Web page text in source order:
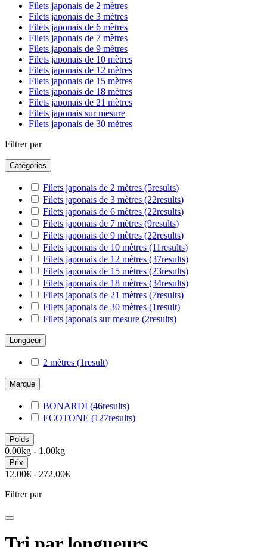
Filets japonais de 2 mètres
Filets japonais de 3 mètres
Filets japonais de 6 mètres
Filets japonais de 7 mètres
Filets japonais de 9 mètres
Filets japonais de 10 mètres
Filets japonais de 12 mètres
Filets japonais de 15 mètres
Filets japonais de 18 mètres
Filets japonais de 21 mètres
Filets japonais sur mesure
Filets japonais de 30 mètres
Filtrer par
Catégories
Filets japonais de 2 mètres (5results)
Filets japonais de 3 mètres (22results)
Filets japonais de 6 mètres (22results)
Filets japonais de 7 mètres (9results)
Filets japonais de 9 mètres (22results)
Filets japonais de 10 mètres (11results)
Filets japonais de 12 mètres (37results)
Filets japonais de 15 mètres (23results)
Filets japonais de 18 mètres (34results)
Filets japonais de 21 mètres (7results)
Filets japonais de 30 mètres (1result)
Filets japonais sur mesure (2results)
Longueur
2 mètres (1result)
Marque
BONARDI (46results)
ECOTONE (127results)
Poids
0.00kg - 1.00kg
Prix
12.00€ - 272.00€
Filtrer par